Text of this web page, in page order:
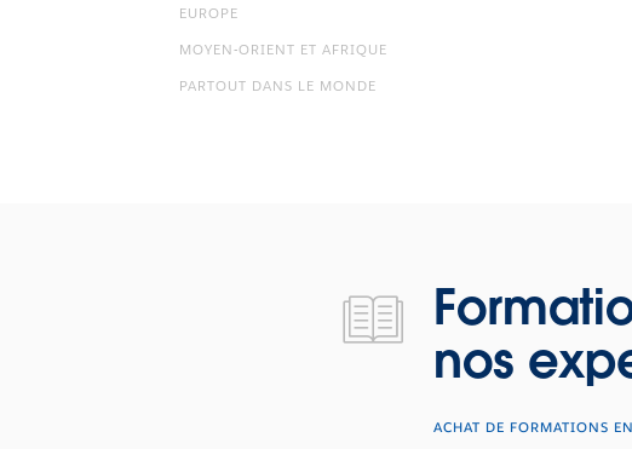
EUROPE
MOYEN-ORIENT ET AFRIQUE
PARTOUT DANS LE MONDE
nos
ACHAT DE FORMATIONS